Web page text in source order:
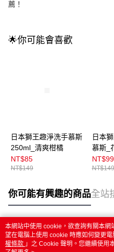
薦！
🌟你可能會喜歡
日本獅王趣淨洗手慕斯
250ml_清爽柑橘
NT$85
NT$149
日本
慕斯_
NT$99
NT$149
你可能有興趣的商品全站
熱門標籤
本網站中使用 cookie，欲查詢有關本
望在電腦上使用 cookie 時應如何變更
權條款 」之 Cookie 聲明。您繼續使用